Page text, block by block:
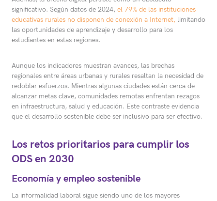
significativo. Según datos de 2024, el 79% de las instituciones
educativas rurales no disponen de conexión a Internet, limitando
las oportunidades de aprendizaje y desarrollo para los
estudiantes en estas regiones.
Aunque los indicadores muestran avances, las brechas
regionales entre áreas urbanas y rurales resaltan la necesidad de
redoblar esfuerzos. Mientras algunas ciudades están cerca de
alcanzar metas clave, comunidades remotas enfrentan rezagos
en infraestructura, salud y educación. Este contraste evidencia
que el desarrollo sostenible debe ser inclusivo para ser efectivo.
Los retos prioritarios para cumplir los
ODS en 2030
Economía y empleo sostenible
La informalidad laboral sigue siendo uno de los mayores